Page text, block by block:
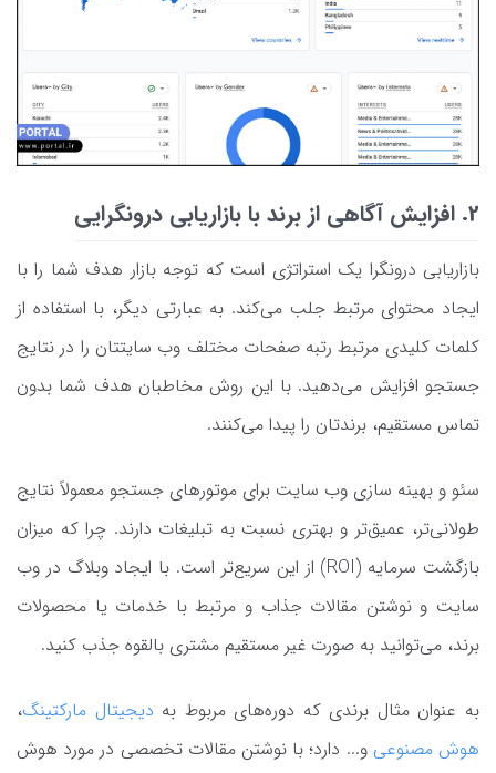
2. افزایش آگاهی از برند با بازاریابی درونگرایی
بازاریابی درونگرا یک استراتژی است که توجه بازار هدف شما را با
ایجاد محتوای مرتبط جلب می‌کند. به عبارتی دیگر، با استفاده از
کلمات کلیدی مرتبط رتبه صفحات مختلف وب سایتتان را در نتایج
جستجو افزایش می‌دهید. با این روش مخاطبان هدف شما بدون
تماس مستقیم، برندتان را پیدا می‌کنند.
سئو و بهینه سازی وب سایت برای موتورهای جستجو معمولاً نتایج
طولانی‌تر، عمیق‌تر و بهتری نسبت به تبلیغات دارند. چرا که میزان
بازگشت سرمایه (ROI) از این سریع‌تر است. با ایجاد وبلاگ در وب
سایت و نوشتن مقالات جذاب و مرتبط با خدمات یا محصولات
برند، می‌توانید به صورت غیر مستقیم مشتری بالقوه جذب کنید.
به عنوان مثال برندی که دوره‌های مربوط به دیجیتال مارکتینگ،
هوش مصنوعی و... دارد؛ با نوشتن مقالات تخصصی در مورد هوش